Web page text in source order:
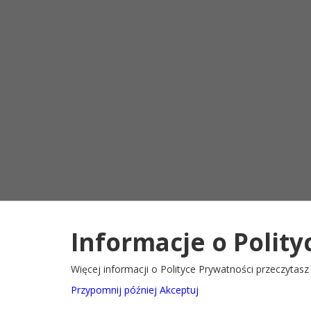
2022@ Oficjalny serwis internetowy Gminy Ryglice Deklaracja
Informacje o
Więcej informacji o Polityce Prywatności przeczytasz
Przypomnij później Akceptuj